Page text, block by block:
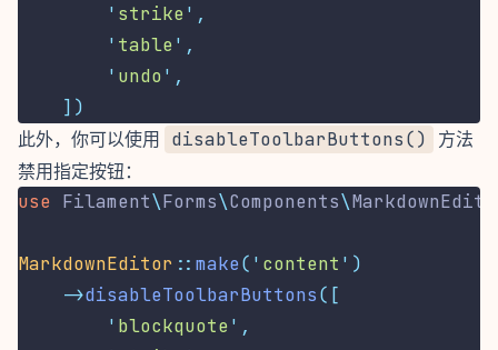
' strike ' ,
' table ' ,
' undo ' ,
])
此外，你可以使用 disableToolbarButtons()
方法
禁用指定按钮：
use Filament\Forms\Components\
MarkdownEditor :: make( ' content ' )
->disableToolbarButtons([
' blockquote ' ,